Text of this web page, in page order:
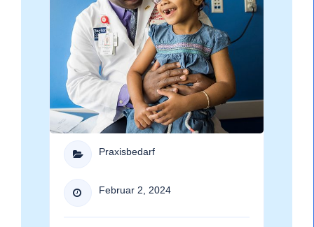
 Praxisbedarf
 Februar 2, 2024